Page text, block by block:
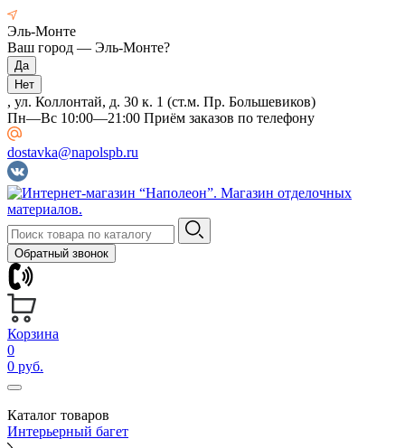
Эль-Монте
Ваш город — Эль-Монте?
, ул. Коллонтай, д. 30 к. 1 (ст.м. Пр. Большевиков)
Пн—Вс 10:00—21:00 Приём заказов по телефону
dostavka@napolspb.ru
Обратный звонок
Корзина
0
0 руб.
Каталог товаров
Интерьерный багет